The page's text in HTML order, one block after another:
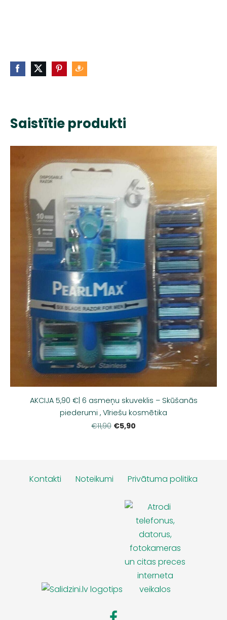
Saistītie produkti
AKCIJA 5,90 €| 6 asmeņu skuveklis – Skūšanās
piederumi , Vīriešu kosmētika
€11,90 €5,90
Kontakti Noteikumi Privātuma politika